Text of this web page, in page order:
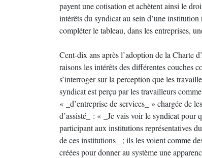
payent une cotisation et achètent ainsi le
intérêts du syndicat au sein d’une
compléter le tableau, dans les entreprises,
Cent-dix ans après l’adoption de la Charte
raisons les intérêts des différentes couches
s’interroger sur la perception que les
syndicat est perçu par les travailleurs
« _d’entreprise de services_ » chargée de
d’assisté_ : « _Je vais voir le syndicat pour
participant aux institutions représentatives
de ces institutions_ ; ils les voient comme
créées pour donner au système une